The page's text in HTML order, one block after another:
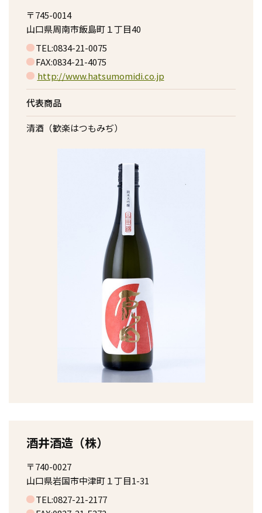
〒745-0014
山口県周南市飯島町１丁目40
TEL:0834-21-0075
FAX:0834-21-4075
http://www.hatsumomidi.co.jp
代表商品
清酒（歓楽はつもみぢ）
酒井酒造（株）
〒740-0027
山口県岩国市中津町１丁目1-31
TEL:0827-21-2177